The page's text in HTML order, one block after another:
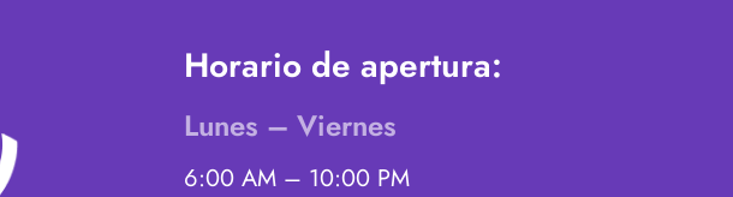
Horario de apertura:
Lunes – Viernes
6:00 AM – 10:00 PM